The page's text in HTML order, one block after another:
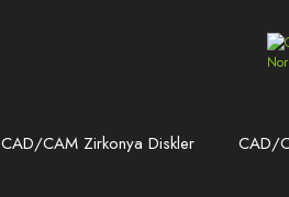
CAD/CAM Zirkonya Diskler CAD/